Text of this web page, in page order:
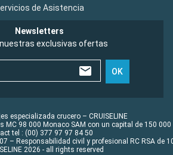
de Asistencia
Newsletters
nuestras exclusivas ofertas
OK
especializada crucero – CRUISELINE
MC 98 000 Monaco SAM con un capital de 150 000
tel : (00) 377 97 97 84 50
– Responsabilidad civil y profesional RC RSA de
2026 - all rights reserved